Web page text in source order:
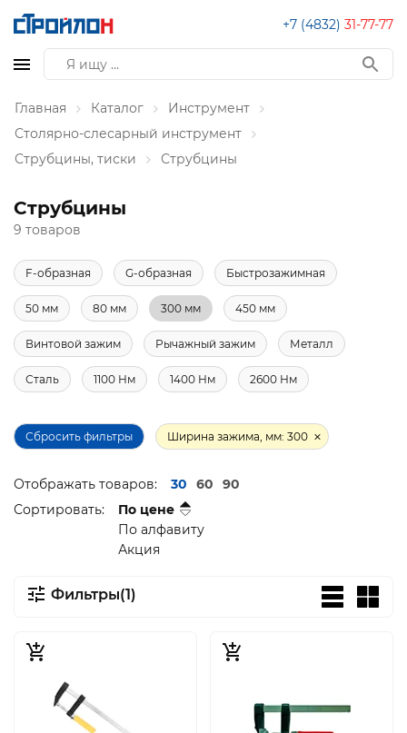
+7 (4832) 31-77-77
Главная Каталог
Инструмент
Столярно-слесарный инструмент
Струбцины, тиски
Струбцины
Струбцины
9 товаров
F-образная G-образная Быстрозажимная
50 мм 80 мм 300 мм 450 мм
Винтовой зажим Рычажный зажим Металл
Сталь 1100 Нм 1400 Нм 2600 Нм
Сбросить фильтры Ширина зажима, мм: 300
Отображать товаров: 30 60
90
Сортировать:
По цене
По алфавиту
Акция
Фильтры(1)